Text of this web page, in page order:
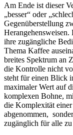
Am Ende ist dieser
„besser“ oder
Gegenüberstellung
ihre zugängliche
Thema Kaffee
breites Spektrum an
die Kontrolle nicht
steht für einen Blick
maximaler Wert auf
komplexen Bohne,
die Komplexität einer
abgenommen,
zugänglich für alle